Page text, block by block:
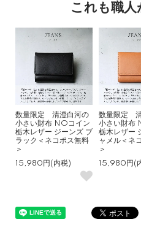
これも職人
数量限定 清澄白河の
小さい財布 NOコイン
栃木レザー ジーンズ ブ
ラック＜ネコポス無料
＞
15,980円(内税)
数量限定
小さい財布
栃木レザー
ャメル＜ネ
＞
15,980円(